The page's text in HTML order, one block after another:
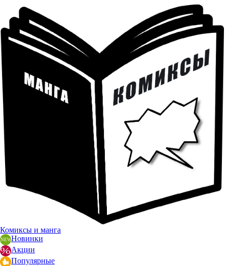
Комиксы и манга
Новинки
Акции
Популярные